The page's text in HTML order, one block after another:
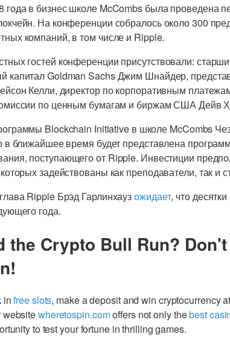
года в бизнес школе McCombs была проведена
На конференции собралось около 300
компаний, в том числе и Ripple.
гостей конференции присутствовали:
капитал Goldman Sachs Джим Шнайдер,
Келли, директор по корпоративным
по ценным бумагам и биржам США Дейв
Blockchain Initiative в школе McCombs
в ближайшее время будет представлена
поступающего от Ripple. Инвестиции
задействованы как преподаватели, так и
Ripple Брэд Гарлинхаузожидает, что
года.
the Crypto Bull Run?
infree slots, make a deposit and win cryptocurrency
websitewheretospin.comoffers not only thebest
to test your fortune in thrilling games.